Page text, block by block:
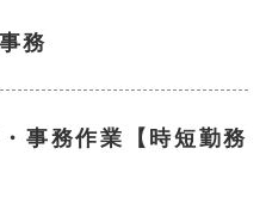
務
事務作業【時短勤務